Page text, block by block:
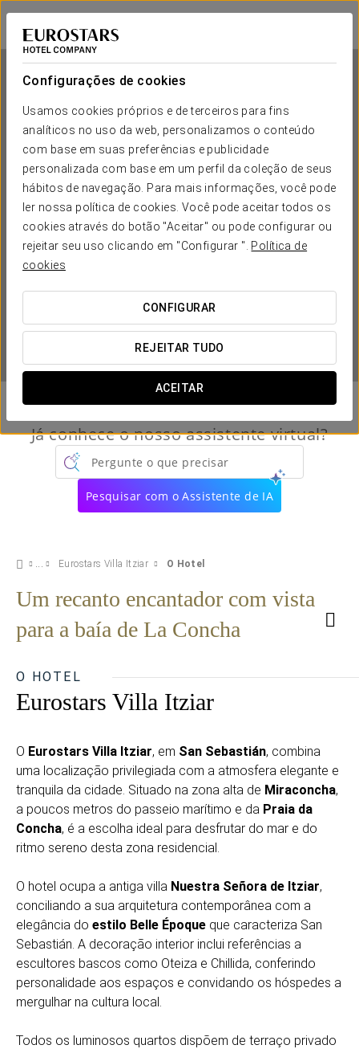
Configurações de cookies
Usamos cookies próprios e de terceiros para fins
analíticos no uso da web, personalizamos o conteúdo
com base em suas preferências e publicidade
personalizada com base em um perfil da coleção de seus
hábitos de navegação. Para mais informações, você pode
ler nossa política de cookies. Você pode aceitar todos os
cookies através do botão "Aceitar" ou pode configurar ou
rejeitar seu uso clicando em "Configurar ". Política de
cookies
CONFIGURAR
REJEITAR TUDO
ACEITAR
Eurostars Villa Itziar
SAN SEBASTIÁN
Eurostars Villa Itziar
SAN SEBASTIÁN
QUANDO QUER IR?
Já conhece o nosso assistente virtual?
Pergunte o que precisar
Pesquisar com o Assistente de IA
Eurostars Villa Itziar O Hotel
Um recanto encantador com vista
para a baía de La Concha
O HOTEL
Eurostars Villa Itziar
O Eurostars Villa Itziar, em San Sebastián, combina
uma localização privilegiada com a atmosfera elegante e
tranquila da cidade. Situado na zona alta de Miraconcha,
a poucos metros do passeio marítimo e da Praia da
Concha, é a escolha ideal para desfrutar do mar e do
ritmo sereno desta zona residencial.
O hotel ocupa a antiga villa Nuestra Señora de Itziar,
conciliando a sua arquitetura contemporânea com a
elegância do estilo Belle Époque que caracteriza San
Sebastián. A decoração interior inclui referências a
escultores bascos como Oteiza e Chillida, conferindo
personalidade aos espaços e convidando os hóspedes a
mergulhar na cultura local.
Todos os luminosos quartos dispõem de terraço privado